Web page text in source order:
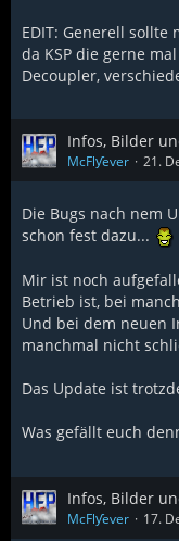
EDIT: Generell sollte
da KSP die gerne
Decoupler,
Infos, Bilder
McFlƴeѵer 21.
Die Bugs nach nem
schon fest dazu...
Mir ist noch
Betrieb ist, bei
Und bei dem neuen
manchmal nicht
Das Update ist
Was gefällt euch
Infos, Bilder
McFlƴeѵer 17.